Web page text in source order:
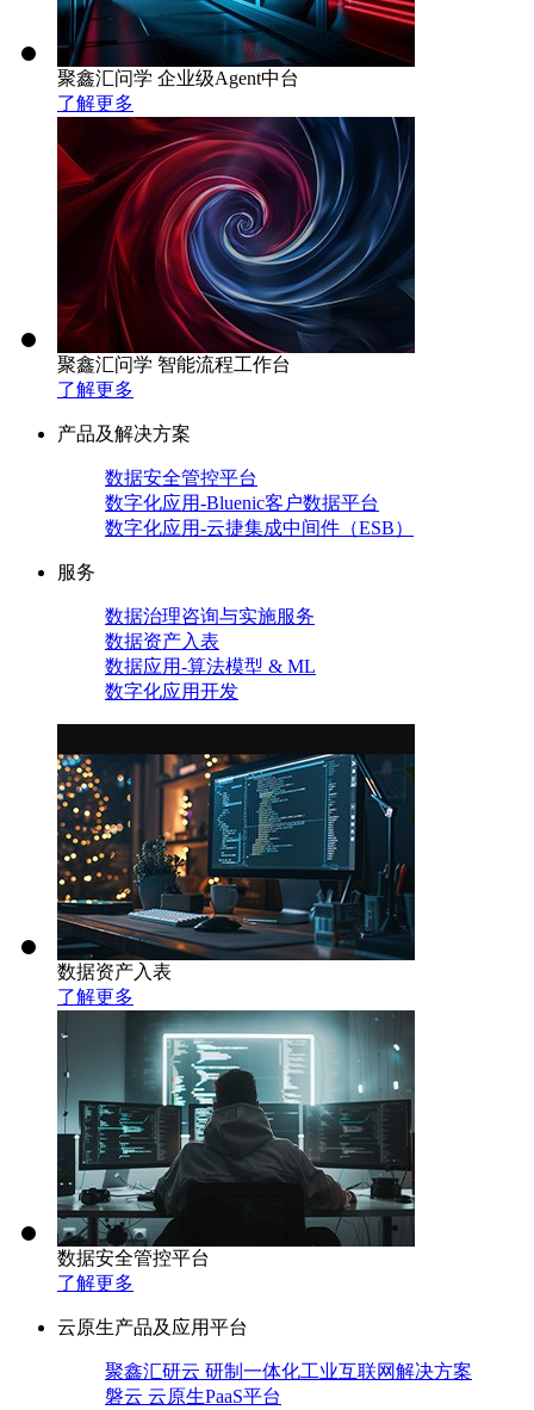
聚鑫汇问学 企业级Agent中台
了解更多
聚鑫汇问学 智能流程工作台
了解更多
产品及解决方案
数据安全管控平台
数字化应用-Bluenic客户数据平台
数字化应用-云捷集成中间件（ESB）
服务
数据治理咨询与实施服务
数据资产入表
数据应用-算法模型 & ML
数字化应用开发
数据资产入表
了解更多
数据安全管控平台
了解更多
云原生产品及应用平台
聚鑫汇研云 研制一体化工业互联网解决方案
磐云 云原生PaaS平台